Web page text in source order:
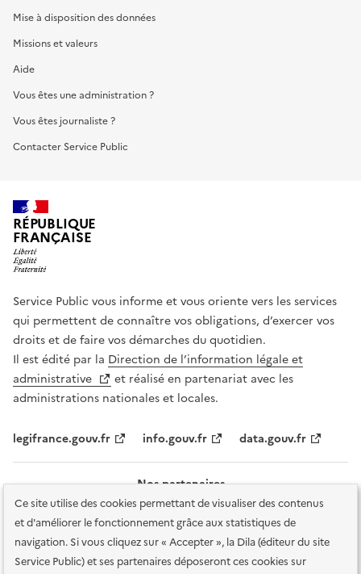
Ce site utilise des cookies permettant de visualiser des contenus
et d'améliorer le fonctionnement grâce aux statistiques de
navigation. Si vous cliquez sur « Accepter », la Dila (éditeur du site
Service Public) et ses partenaires déposeront ces cookies sur
Mise à disposition des données
Missions et valeurs
Aide
Vous êtes une administration ?
Vous êtes journaliste ?
Contacter Service Public
RÉPUBLIQUE
FRANÇAISE
Service Public vous informe et vous oriente vers les services
qui permettent de connaître vos obligations, d’exercer vos
droits et de faire vos démarches du quotidien.
Il est édité par la Direction de l’information légale et
administrative
et réalisé en partenariat avec les
administrations nationales et locales.
legifrance.gouv.fr info.gouv.fr data.gouv.fr
Nos partenaires